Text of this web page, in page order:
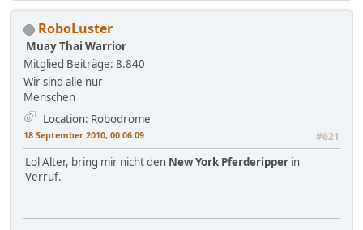
RoboLuster
Muay Thai Warrior
Mitglied Beiträge: 8.840
Wir sind alle nur
Menschen
Location: Robodrome
18 September 2010, 00:06:09 #621
Lol Alter, bring mir nicht den New York Pferderipper in
Verruf.